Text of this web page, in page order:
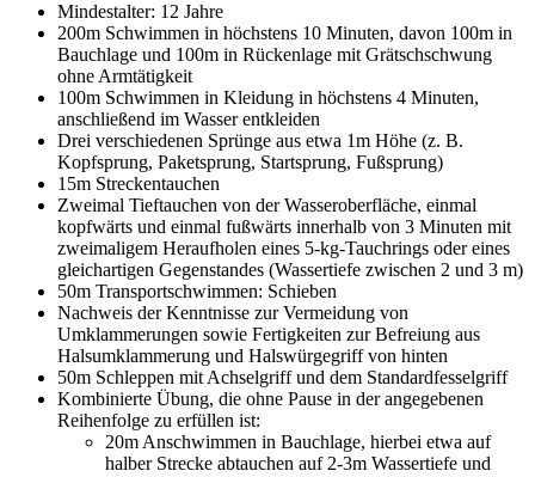
Mindestalter: 12 Jahre
200m Schwimmen in höchstens 10 Minuten, davon 100m in
Bauchlage und 100m in Rückenlage mit Grätschschwung
ohne Armtätigkeit
100m Schwimmen in Kleidung in höchstens 4 Minuten,
anschließend im Wasser entkleiden
Drei verschiedenen Sprünge aus etwa 1m Höhe (z. B.
Kopfsprung, Paketsprung, Startsprung, Fußsprung)
15m Streckentauchen
Zweimal Tieftauchen von der Wasseroberfläche, einmal
kopfwärts und einmal fußwärts innerhalb von 3 Minuten mit
zweimaligem Heraufholen eines 5-kg-Tauchrings oder eines
gleichartigen Gegenstandes (Wassertiefe zwischen 2 und 3 m)
50m Transportschwimmen: Schieben
Nachweis der Kenntnisse zur Vermeidung von
Umklammerungen sowie Fertigkeiten zur Befreiung aus
Halsumklammerung und Halswürgegriff von hinten
50m Schleppen mit Achselgriff und dem Standardfesselgriff
Kombinierte Übung, die ohne Pause in der angegebenen
Reihenfolge zu erfüllen ist:
20m Anschwimmen in Bauchlage, hierbei etwa auf
halber Strecke abtauchen auf 2-3m Wassertiefe und